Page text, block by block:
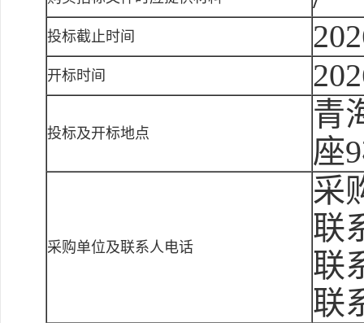
投标截止时间
开标时间
投标及开标地点
青
座
采购单位及联系人电话
采
联
联
联